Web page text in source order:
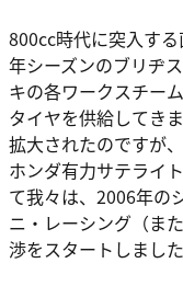
800cc時代に突入す
年シーズンのブリヂ
キの各ワークスチー
タイヤを供給してき
拡大されたのですが
ホンダ有力サテライ
て我々は、2006年の
ニ・レーシング（ま
渉をスタートしました